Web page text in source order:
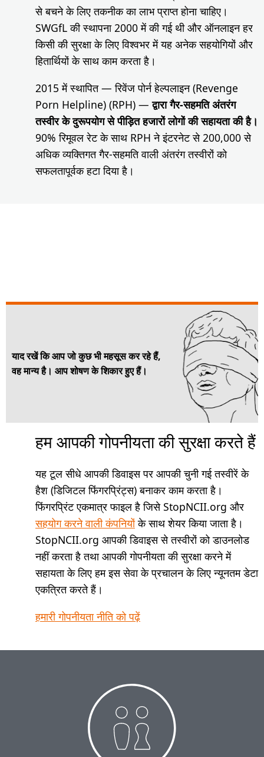
से बचने के लिए तकनीक का लाभ प्राप्त होना चाहिए।
SWGfL की स्थापना 2000 में की गई थी और ऑनलाइन हर
किसी की सुरक्षा के लिए विश्वभर में यह अनेक सहयोगियों और
हितार्थियों के साथ काम करता है।
2015 में स्थापित — रिवेंज पोर्न हेल्पलाइन (Revenge
Porn Helpline) (RPH) —द्वारा गैर-सहमति अंतरंग
तस्वीर के दुरूपयोग से पीड़ित हजारों लोगों की सहायता की है।
90% रिमूवल रेट के साथ RPH ने इंटरनेट से 200,000 से
अधिक व्यक्तिगत गैर-सहमति वाली अंतरंग तस्वीरों को
सफलतापूर्वक हटा दिया है।
याद रखें कि आप जो कुछ भी महसूस कर रहे हैं,
वह मान्य है। आप शोषण के शिकार हुए हैं।
हम आपकी गोपनीयता की सुरक्षा करते हैं
यह टूल सीधे आपकी डिवाइस पर आपकी चुनी गई तस्वीरें के
हैश (डिजिटल फिंगरप्रिंट्स) बनाकर काम करता है।
फिंगरप्रिंट एकमात्र फाइल है जिसे StopNCII.org और
सहयोग करने वाली कंपनियोंके साथ शेयर किया जाता है।
StopNCII.org आपकी डिवाइस से तस्वीरों को डाउनलोड
नहीं करता है तथा आपकी गोपनीयता की सुरक्षा करने में
सहायता के लिए हम इस सेवा के प्रचालन के लिए न्यूनतम डेटा
एकत्रित करते हैं।
हमारी गोपनीयता नीति को पढ़ें